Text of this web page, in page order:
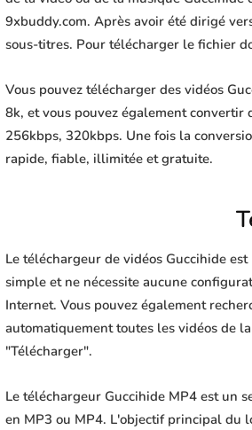
9xbuddy.com. Après avoir été dirigé
sous-titres. Pour télécharger le fichier
Vous pouvez télécharger des vidéos
8k, et vous pouvez également convertir
256kbps, 320kbps. Une fois la
rapide, fiable, illimitée et gratuite.
Le téléchargeur de vidéos Guccihide
simple et ne nécessite aucune
Internet. Vous pouvez également
automatiquement toutes les vidéos de
"Télécharger".
Le téléchargeur Guccihide MP4 est un
en MP3 ou MP4. L'objectif principal du